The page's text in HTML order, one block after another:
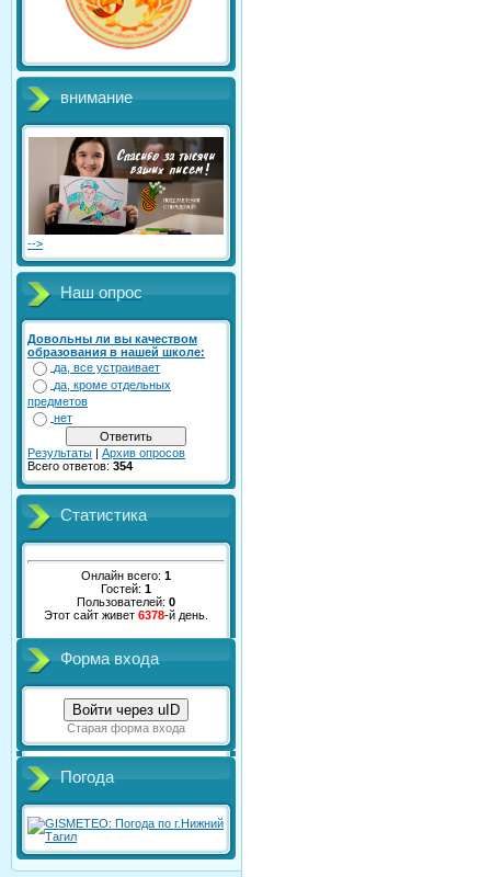
внимание
-->
Наш опрос
Довольны ли вы качеством
образования в нашей школе:
да, все устраивает
да, кроме отдельных
предметов
нет
Результаты | Архив опросов
Всего ответов: 354
Статистика
Онлайн всего: 1
Гостей: 1
Пользователей: 0
Этот сайт живет 6378-й день.
Форма входа
Войти через uID
Старая форма входа
Погода